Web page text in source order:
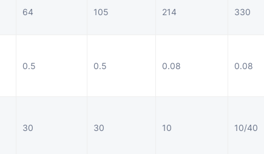
64 105 214 330
0.5 0.5 0.08 0.08
30 30 10 10/40